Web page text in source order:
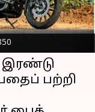
களம்
இரண்டு
பற்றி